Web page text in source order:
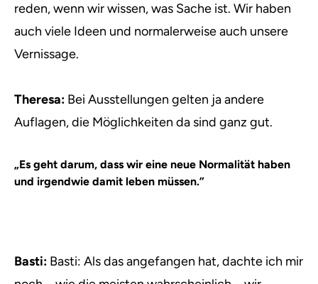
reden, wenn wir wissen, was Sache ist. Wir haben
auch viele Ideen und normalerweise auch unsere
Vernissage.
Theresa: Bei Ausstellungen gelten ja andere
Auflagen, die Möglichkeiten da sind ganz gut.
„Es geht darum, dass wir eine neue Normalität haben
und irgendwie damit leben müssen.”
Basti: Basti: Als das angefangen hat, dachte ich mir